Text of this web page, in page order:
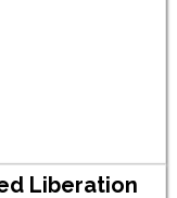
Liberation